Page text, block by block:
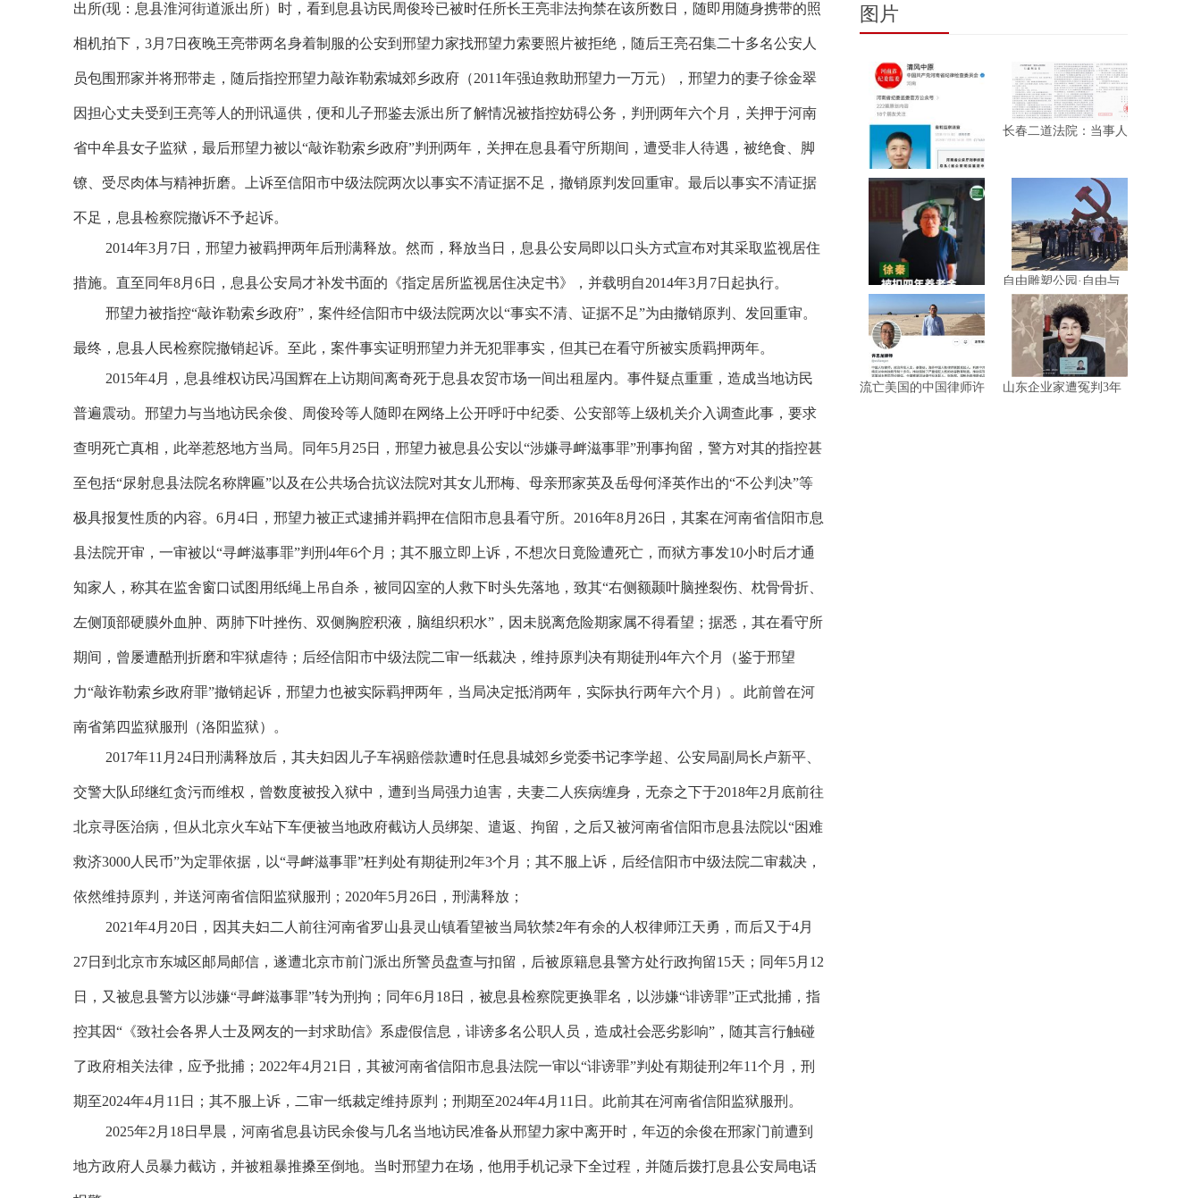
出所(现：息县淮河街道派出所）时，看到息县访民周俊玲已被时任所长王亮非法拘禁在该所数日，随即用随身携带的照
相机拍下， 3月 7日夜晚王亮带两名身着制服的公安到邢望力家找邢望力索要照片被拒绝，随后王亮召集二十多名公安人
员包围邢家并将邢带走，随后指控邢望力敲诈勒索城郊乡政府（2011年强迫救助邢望力一万元），邢望力的妻子徐金翠
因担心丈夫受到王亮等人的刑讯逼供，便和儿子邢鉴去派出所了解情况被指控妨碍公务，判刑两年六个月，关押于河南
省中牟县女子监狱，最后邢望力被以“敲诈勒索乡政府”判刑两年，关押在息县看守所期间，遭受非人待遇，被绝食、脚
镣、受尽肉体与精神折磨。上诉至信阳市中级法院两次以事实不清证据不足，撤销原判发回重审。最后以事实不清证据
不足，息县检察院撤诉不予起诉。
2014年3月 7日，邢望力被羁押两年后刑满释放。然而，释放当日，息县公安局即以口头方式宣布对其采取监视居住
措施。直至同年8月 6日，息县公安局才补发书面的《指定居所监视居住决定书》，并载明自2014年3月 7日起执行。
邢望力被指控“敲诈勒索乡政府”，案件经信阳市中级法院两次以“事实不清、证据不足”为由撤销原判、发回重审。
最终，息县人民检察院撤销起诉。至此，案件事实证明邢望力并无犯罪事实，但其已在看守所被实质羁押两年。
2015年4月，息县维权访民冯国辉在上访期间离奇死于息县农贸市场一间出租屋内。事件疑点重重，造成当地访民
普遍震动。邢望力与当地访民余俊、周俊玲等人随即在网络上公开呼吁中纪委、公安部等上级机关介入调查此事，要求
查明死亡真相，此举惹怒地方当局。同年5月 25日，邢望力被息县公安以“涉嫌寻衅滋事罪”刑事拘留，警方对其的指控甚
至包括“尿射息县法院名称牌匾”以及在公共场合抗议法院对其女儿邢梅、母亲邢家英及岳母何泽英作出的“不公判决”等
极具报复性质的内容。 6月 4日，邢望力被正式逮捕并羁押在信阳市息县看守所。 2016年8月 26日，其案在河南省信阳市息
县法院开审，一审被以“寻衅滋事罪”判刑 4年6个月；其不服立即上诉，不想次日竟险遭死亡，而狱方事发10小时后才通
知家人，称其在监舍窗口试图用纸绳上吊自杀，被同囚室的人救下时头先落地，致其“右侧额颞叶脑挫裂伤、枕骨骨折、
左侧顶部硬膜外血肿、两肺下叶挫伤、双侧胸腔积液，脑组织积水”，因未脱离危险期家属不得看望；据悉，其在看守所
期间，曾屡遭酷刑折磨和牢狱虐待；后经信阳市中级法院二审一纸裁决，维持原判决有期徒刑 4年六个月（鉴于邢望
力“敲诈勒索乡政府罪”撤销起诉，邢望力也被实际羁押两年，当局决定抵消两年，实际执行两年六个月）。此前曾在河
南省第四监狱服刑（洛阳监狱）。
2017年11 月 24日刑满释放后，其夫妇因儿子车祸赔偿款遭时任息县城郊乡党委书记李学超、公安局副局长卢新平、
交警大队邱继红贪污而维权，曾数度被投入狱中，遭到当局强力迫害，夫妻二人疾病缠身，无奈之下于2018年2 月底前往
北京寻医治病，但从北京火车站下车便被当地政府截访人员绑架、遣返、拘留，之后又被河南省信阳市息县法院以“困难
救济3000 人民币”为定罪依据，以“寻衅滋事罪”枉判处有期徒刑 2年3个月；其不服上诉，后经信阳市中级法院二审裁决，
依然维持原判，并送河南省信阳监狱服刑； 2020年5月 26日，刑满释放；
2021年4月 20日，因其夫妇二人前往河南省罗山县灵山镇看望被当局软禁2年有余的人权律师江天勇，而后又于4月
27日到北京市东城区邮局邮信，遂遭北京市前门派出所警员盘查与扣留，后被原籍息县警方处行政拘留15天；同年5月 12
日，又被息县警方以涉嫌“寻衅滋事罪”转为刑拘；同年6月 18日，被息县检察院更换罪名，以涉嫌“诽谤罪”正式批捕，指
控其因“《致社会各界人士及网友的一封求助信》系虚假信息，诽谤多名公职人员，造成社会恶劣影响”，随其言行触碰
了政府相关法律，应予批捕； 2022年4月 21 日，其被河南省信阳市息县法院一审以“诽谤罪”判处有期徒刑 2年11个月，刑
期至2024年4月 11 日；其不服上诉，二审一纸裁定维持原判；刑期至2024年4月 11 日。此前其在河南省信阳监狱服刑。
2025年2 月 18日早晨，河南省息县访民余俊与几名当地访民准备从邢望力家中离开时，年迈的余俊在邢家门前遭到
地方政府人员暴力截访，并被粗暴推搡至倒地。当时邢望力在场，他用手机记录下全过程，并随后拨打息县公安局电话
图片
朱东亚投案：曝出河南
长春二道法院：当事人
徐秦起诉社保中心扣发
其四年
自由雕塑公园·自由与
信仰的光
流亡美国的中国律师许
山东企业家遭冤判3年